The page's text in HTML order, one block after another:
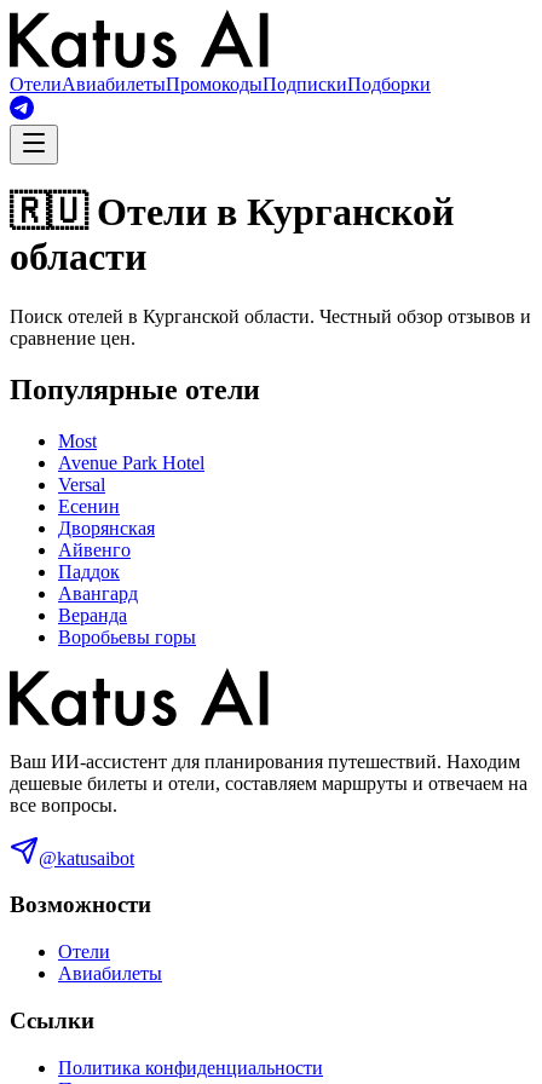
ОтелиАвиабилетыПромокодыПодпискиПодборки
🇷🇺 Отели в Курганской
области
Поиск отелей в Курганской области. Честный обзор отзывов и
сравнение цен.
Популярные отели
Most
Avenue Park Hotel
Versal
Есенин
Дворянская
Айвенго
Паддок
Авангард
Веранда
Воробьевы горы
Ваш ИИ-ассистент для планирования путешествий. Находим
дешевые билеты и отели, составляем маршруты и отвечаем на
все вопросы.
@katusaibot
Возможности
Отели
Авиабилеты
Ссылки
Политика конфиденциальности